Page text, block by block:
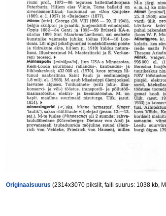
Originaalsuurus (2314x3070 pikslit, faili suurus: 1038 kb,